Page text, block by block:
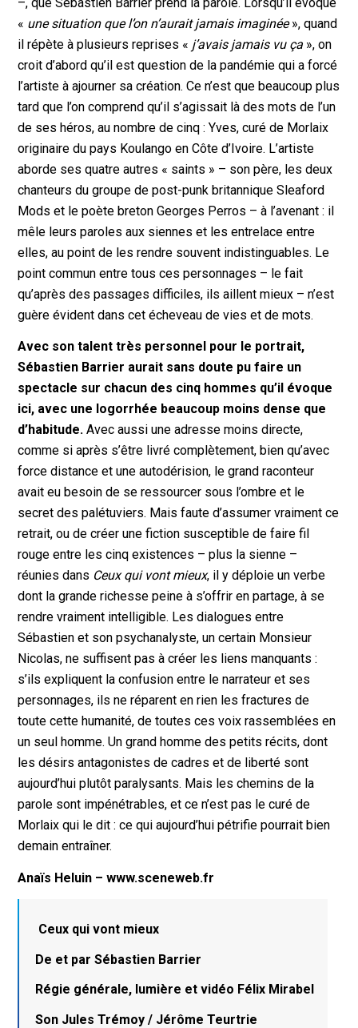
« une situation que l’on n’aurait jamais imaginée», quand
il répète à plusieurs reprises « j’avais jamais vu ça », on
croit d’abord qu’il est question de la pandémie qui a forcé
l’artiste à ajourner sa création. Ce n’est que beaucoup plus
tard que l’on comprend qu’il s’agissait là des mots de l’un
de ses héros, au nombre de cinq : Yves, curé de Morlaix
originaire du pays Koulango en Côte d’Ivoire. L’artiste
aborde ses quatre autres « saints » – son père, les deux
chanteurs du groupe de post-punk britannique Sleaford
Mods et le poète breton Georges Perros – à l’avenant : il
mêle leurs paroles aux siennes et les entrelace entre
elles, au point de les rendre souvent indistinguables. Le
point commun entre tous ces personnages – le fait
qu’après des passages difficiles, ils aillent mieux – n’est
guère évident dans cet écheveau de vies et de mots.
Avec son talent très personnel pour le portrait,
Sébastien Barrier aurait sans doute pu faire un
spectacle sur chacun des cinq hommes qu’il évoque
ici, avec une logorrhée beaucoup moins dense que
d’habitude. Avec aussi une adresse moins directe,
comme si après s’être livré complètement, bien qu’avec
force distance et une autodérision, le grand raconteur
avait eu besoin de se ressourcer sous l’ombre et le
secret des palétuviers. Mais faute d’assumer vraiment ce
retrait, ou de créer une fiction susceptible de faire fil
rouge entre les cinq existences – plus la sienne –
réunies dans Ceux qui vont mieux, il y déploie un verbe
dont la grande richesse peine à s’offrir en partage, à se
rendre vraiment intelligible. Les dialogues entre
Sébastien et son psychanalyste, un certain Monsieur
Nicolas, ne suffisent pas à créer les liens manquants :
s’ils expliquent la confusion entre le narrateur et ses
personnages, ils ne réparent en rien les fractures de
toute cette humanité, de toutes ces voix rassemblées en
un seul homme. Un grand homme des petits récits, dont
les désirs antagonistes de cadres et de liberté sont
aujourd’hui plutôt paralysants. Mais les chemins de la
parole sont impénétrables, et ce n’est pas le curé de
Morlaix qui le dit : ce qui aujourd’hui pétrifie pourrait bien
demain entraîner.
Anaïs Heluin – www.sceneweb.fr
Ceux qui vont mieux
De et par Sébastien Barrier
Régie générale, lumière et vidéo Félix Mirabel
Son Jules Trémoy / Jérôme Teurtrie